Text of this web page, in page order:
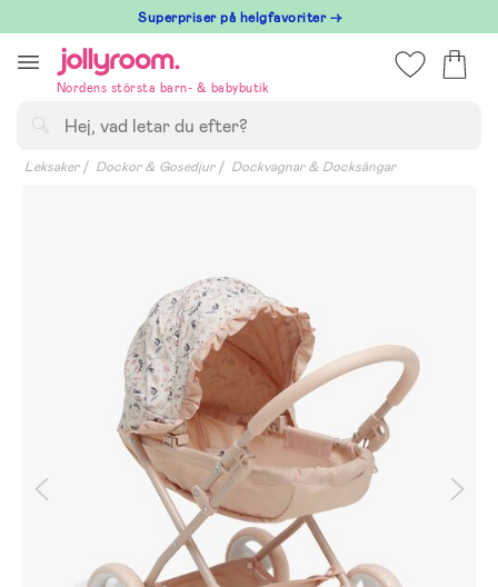
till
innehållet
Superpriser på helgfavoriter →
Nordens största barn- & babybutik
Leksaker Dockor & Gosedjur Dockvagnar & Docksängar